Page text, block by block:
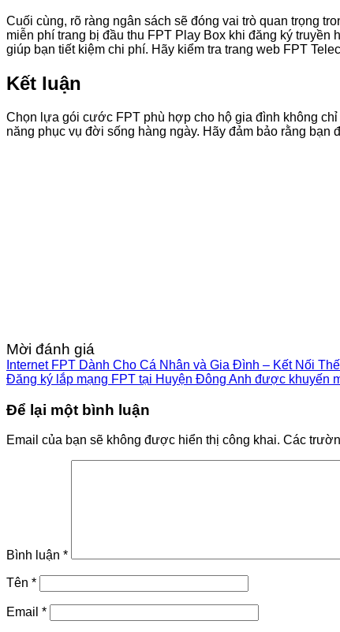
Cuối cùng, rõ ràng ngân sách sẽ đóng vai trò quan trọng
miễn phí trang bị đầu thu FPT Play Box khi đăng ký
giúp bạn tiết kiệm chi phí. Hãy kiểm tra trang web FPT
Kết luận
Chọn lựa gói cước FPT phù hợp cho hộ gia đình không
năng phục vụ đời sống hàng ngày. Hãy đảm bảo rằng
Mời đánh giá
Internet FPT Dành Cho Cá Nhân và Gia Đình – Kết Nối
Đăng ký lắp mạng FPT tại Huyện Đông Anh được khuyến
Để lại một bình luận
Email của bạn sẽ không được hiển thị công khai. Các
Bình luận *
Tên *
Email *